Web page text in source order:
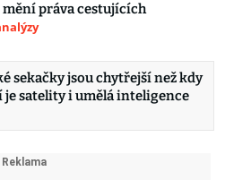
mění práva cestujících
sekačky jsou chytřejší než kdy
je satelity i umělá inteligence